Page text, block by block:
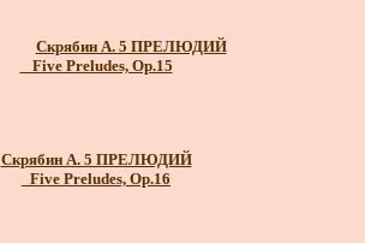
Скрябин А. 5 ПРЕЛЮДИЙ
_ Five Preludes, Op.15
Скрябин А. 5 ПРЕЛЮДИЙ
_Five Preludes, Op.16